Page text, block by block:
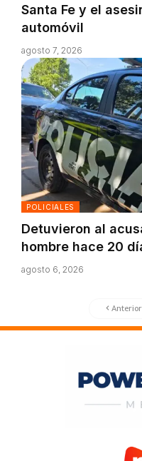
Santa Fe y el
automóvil
agosto 7, 2026
POLICIALES
Detuvieron al
hombre hace 20
agosto 6, 2026
Anterior